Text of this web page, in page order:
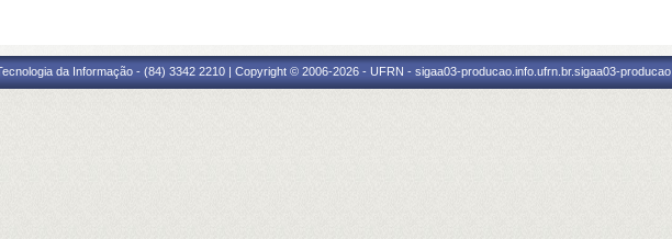
da Informação - (84) 3342 2210 | Copyright © 2006-2026 - UFRN - sigaa03-producao.info.ufrn.br.sigaa03-producao